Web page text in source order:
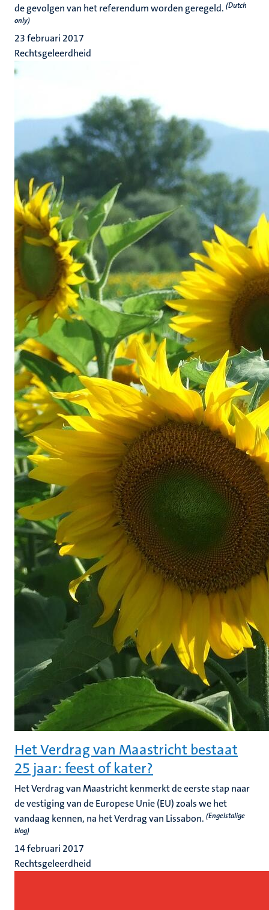
de gevolgen van het referendum worden geregeld. (Dutch
only)
23 februari 2017
Rechtsgeleerdheid
Het Verdrag van Maastricht bestaat
25 jaar: feest of kater?
Het Verdrag van Maastricht kenmerkt de eerste stap naar
de vestiging van de Europese Unie (EU) zoals we het
vandaag kennen, na het Verdrag van Lissabon. (Engelstalige
blog)
14 februari 2017
Rechtsgeleerdheid